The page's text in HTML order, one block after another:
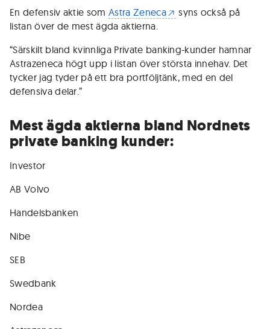
En defensiv aktie somAstra Zeneca
syns också på
listan över de mest ägda aktierna.
“Särskilt bland kvinnliga Private banking-kunder hamnar
Astrazeneca högt upp i listan över största innehav. Det
tycker jag tyder på ett bra portföljtänk, med en del
defensiva delar.”
Mest ägda aktierna bland Nordnets
private banking kunder:
Investor
AB Volvo
Handelsbanken
Nibe
SEB
Swedbank
Nordea